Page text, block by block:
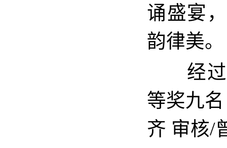
诵盛宴
韵律美。
经
等奖九
齐 审核/